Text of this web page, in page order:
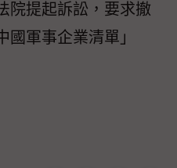
院提起訴訟，要求撤
軍事企業清單」